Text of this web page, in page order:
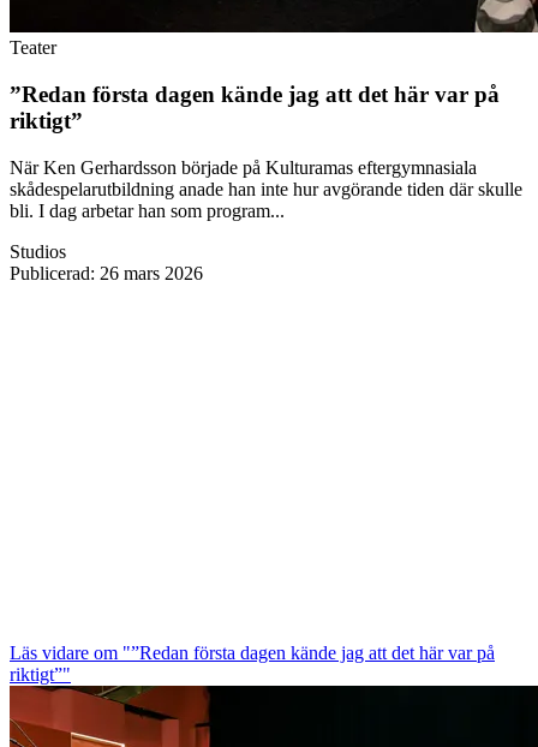
Teater
”Redan första dagen kände jag att det här var på
riktigt”
När Ken Gerhardsson började på Kulturamas eftergymnasiala
skådespelarutbildning anade han inte hur avgörande tiden där skulle
bli. I dag arbetar han som program...
Studios
Publicerad: 26 mars 2026
Läs vidare om "”Redan första dagen kände jag att det här var på
riktigt”"